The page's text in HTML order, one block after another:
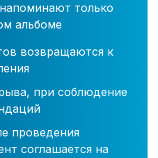
только
альбоме
возвращаются к
при соблюдение
проведения
соглашается на